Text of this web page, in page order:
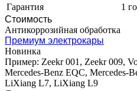
Гарантия
1
Стоимость
Антикоррозийная обработка
Премиум электрокары
Новинка
Пример: Zeekr 001, Zeekr 009,
Mercedes-Benz EQC, Mercedes-
LiXiang L7, LiXiang L9